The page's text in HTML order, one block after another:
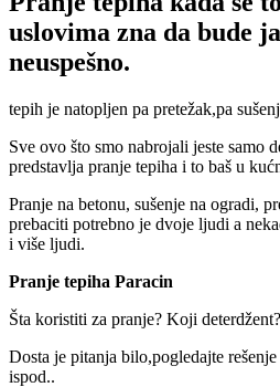
uslovima zna da bude
neuspešno.
tepih je natopljen pa pretežak,pa
Sve ovo što smo nabrojali jeste samo
predstavlja pranje tepiha i to baš u
Pranje na betonu, sušenje na ogradi,
prebaciti potrebno je dvoje ljudi a
i više ljudi.
Pranje tepiha Paracin
Šta koristiti za pranje? Koji
Dosta je pitanja bilo,pogledajte
ispod..